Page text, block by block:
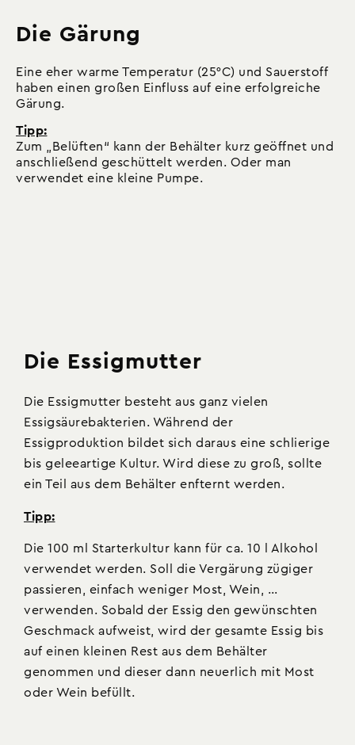
Die Gärung
Eine eher warme Temperatur (25°C) und Sauerstoff
haben einen großen Einfluss auf eine erfolgreiche
Gärung.
Tipp:
Zum „Belüften“ kann der Behälter kurz geöffnet und
anschließend geschüttelt werden. Oder man
verwendet eine kleine Pumpe.
Die Essigmutter
Die Essigmutter besteht aus ganz vielen
Essigsäurebakterien. Während der
Essigproduktion bildet sich daraus eine schlierige
bis geleeartige Kultur. Wird diese zu groß, sollte
ein Teil aus dem Behälter enfternt werden.
Tipp:
Die 100 ml Starterkultur kann für ca. 10 l Alkohol
verwendet werden. Soll die Vergärung zügiger
passieren, einfach weniger Most, Wein, …
verwenden. Sobald der Essig den gewünschten
Geschmack aufweist, wird der gesamte Essig bis
auf einen kleinen Rest aus dem Behälter
genommen und dieser dann neuerlich mit Most
oder Wein befüllt.